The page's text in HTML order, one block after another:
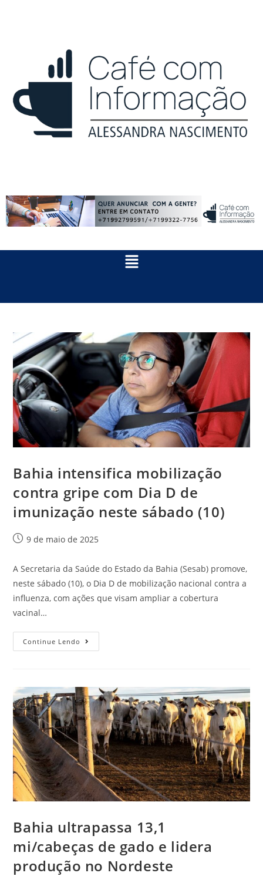
Bahia intensifica mobilização
contra gripe com Dia D de
imunização neste sábado (10)
9 de maio de 2025
A Secretaria da Saúde do Estado da Bahia (Sesab) promove,
neste sábado (10), o Dia D de mobilização nacional contra a
influenza, com ações que visam ampliar a cobertura
vacinal…
Continue Lendo
Bahia ultrapassa 13,1
mi/cabeças de gado e lidera
produção no Nordeste